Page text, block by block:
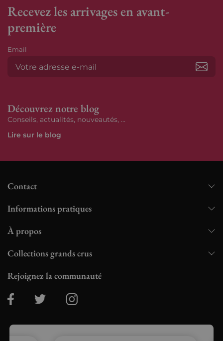
Recevez les arrivages en avant-
première
Email
Découvrez notre blog
Conseils, actualités, nouveautés, ...
Lire sur le blog
Contact
Informations pratiques
À propos
Collections grands crus
Rejoignez la communauté